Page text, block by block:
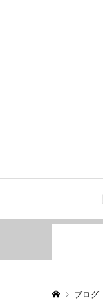
ブログ